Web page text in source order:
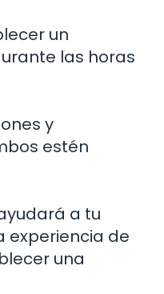
un
las horas
y
estén
a tu
experiencia de
una